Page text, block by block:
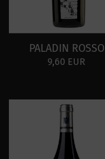
PALADIN ROSSO
9,60 EUR